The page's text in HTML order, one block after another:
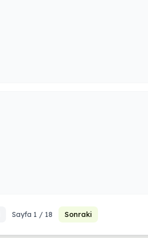
Sayfa 1 / 18 Sonraki